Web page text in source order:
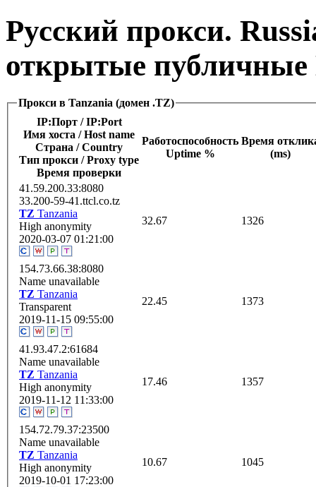
Русский прокси.
открытые публичные
Прокси в Tanzania (домен .TZ)
IP:Порт / IP:Port
Имя хоста / Host name
Страна / Сountry
Тип прокси / Proxy type
Время проверки
Работоспособность
Uptime %
Время
(ms)
41.59.200.33:8080
33.200-59-41.ttcl.co.tz
TZ Tanzania
High anonymity
2020-03-07 01:21:00
32.67 1326
154.73.66.38:8080
Name unavailable
TZ Tanzania
Transparent
2019-11-15 09:55:00
22.45 1373
41.93.47.2:61684
Name unavailable
TZ Tanzania
High anonymity
2019-11-12 11:33:00
17.46 1357
154.72.79.37:23500
Name unavailable
TZ Tanzania
High anonymity
2019-10-01 17:23:00
10.67 1045